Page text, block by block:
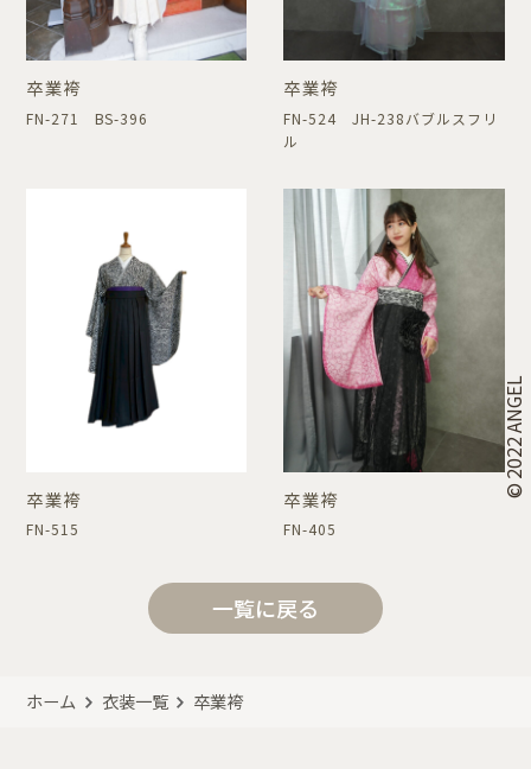
卒業袴
FN-271 BS-396
卒業袴
FN-524 JH-238バブルスフリ
ル
卒業袴
FN-515
卒業袴
FN-405
一覧に戻る
ホーム 衣装一覧 卒業袴
© 2022 ANGEL